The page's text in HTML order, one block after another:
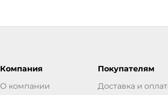
Компания
О компании
Покупателям
Доставка и